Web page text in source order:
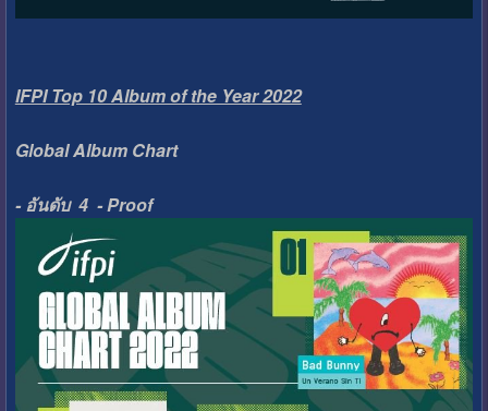
IFPI Top 10 Album of the Year 2022
Global Album Chart
- อันดับ 4 - Proof